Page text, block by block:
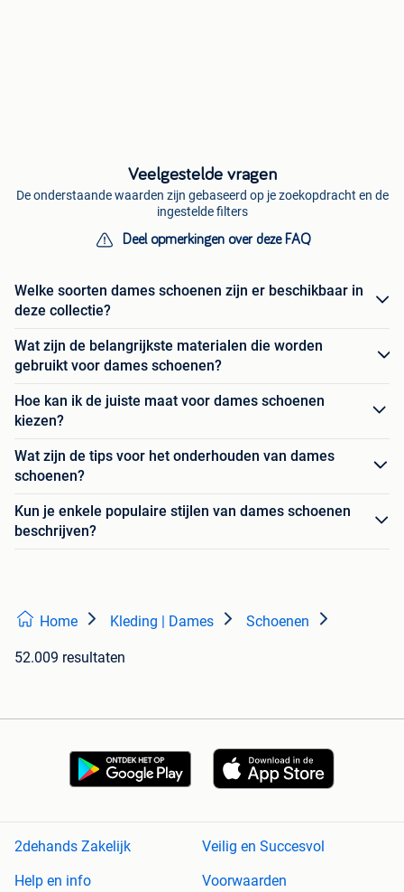
Veelgestelde vragen
De onderstaande waarden zijn gebaseerd op je zoekopdracht en de
ingestelde filters
Deel opmerkingen over deze FAQ
Welke soorten dames schoenen zijn er beschikbaar in
deze collectie?
Wat zijn de belangrijkste materialen die worden
gebruikt voor dames schoenen?
Hoe kan ik de juiste maat voor dames schoenen
kiezen?
Wat zijn de tips voor het onderhouden van dames
schoenen?
Kun je enkele populaire stijlen van dames schoenen
beschrijven?
Home Kleding | Dames Schoenen
52.009 resultaten
2dehands Zakelijk
Veilig en Succesvol
Help en info
Voorwaarden